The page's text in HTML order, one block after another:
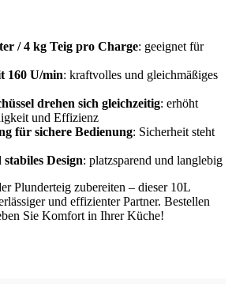
/ 4 kg Teig pro Charge: geeignet für
160 U/min: kraftvolles und gleichmäßiges
drehen sich gleichzeitig: erhöht
und Effizienz
für sichere Bedienung: Sicherheit steht
Design: platzsparend und langlebig
Plunderteig zubereiten – dieser 10L
und effizienter Partner. Bestellen
Sie Komfort in Ihrer Küche!